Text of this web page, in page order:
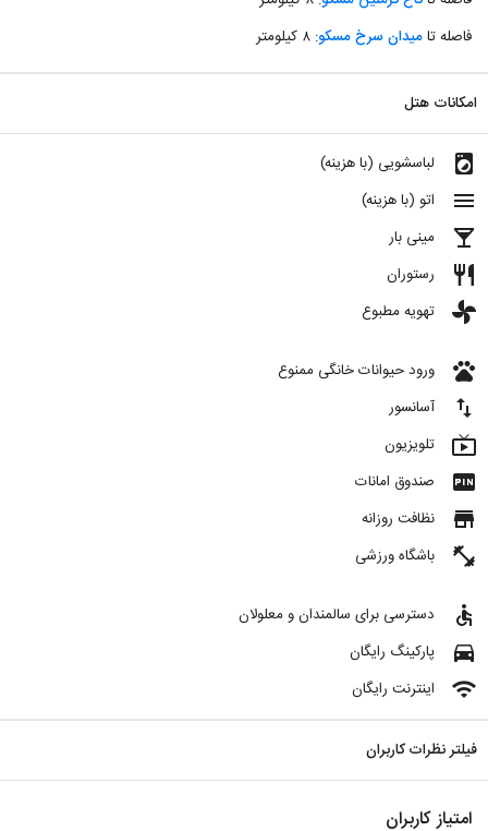
فاصله تامیدان سرخ مسکو: ۸ کیلومتر
امکانات هتل
local_laundry_service لباسشویی (با هزینه)
menu اتو (با هزینه)
local_bar مینی بار
restaurant رستوران
toys تهویه مطبوع
pets ورود حیوانات خانگی ممنوع
import_export آسانسور
live_tv تلویزیون
fiber_pin صندوق امانات
store نظافت روزانه
fitness_center باشگاه ورزشی
accessible دسترسی برای سالمندان و معلولان
directions_car پارکینگ رایگان
wifi اینترنت رایگان
فیلتر نظرات کاربران
امتیاز کاربران